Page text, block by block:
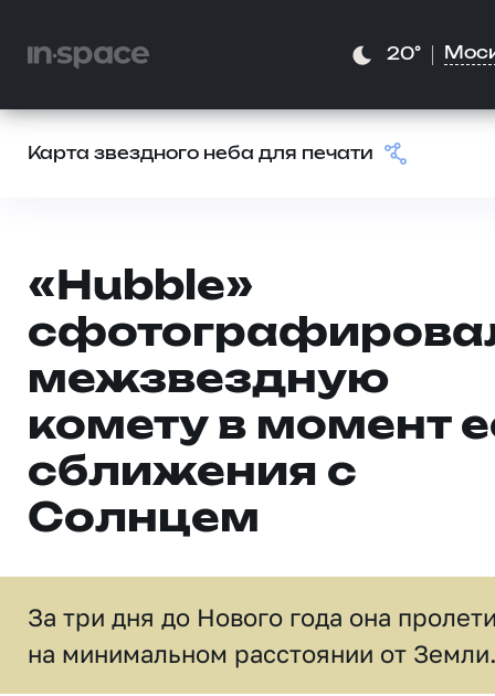
20°
Карта звездного неба для печати
«Hubble»
межзвездную
комету в момент
сближения с
Солнцем
За три дня до Нового года она
на минимальном расстоянии от